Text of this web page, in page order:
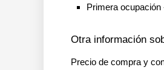
Primera
Otra información
Precio de compra y